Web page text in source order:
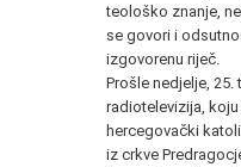
teološko znanje,
se govori i
izgovorenu riječ.
Prošle nedjelje, 25.
radiotelevizija,
hercegovački
iz crkve